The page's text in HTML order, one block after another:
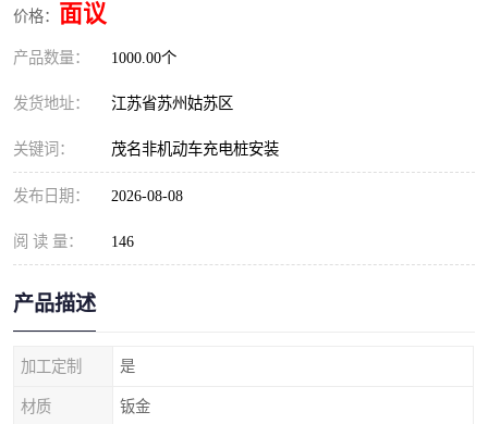
价格： 面议
产品数量： 1000.00个
发货地址： 江苏省苏州姑苏区
关键词： 茂名非机动车充电桩安装
发布日期： 2026-08-08
阅 读 量： 146
产品描述
加工定制 是
材质 钣金